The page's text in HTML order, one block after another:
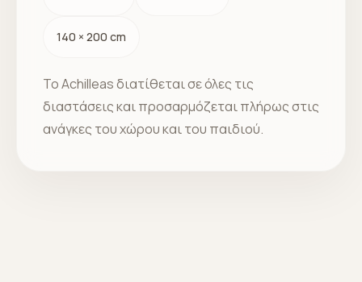
140 × 200 cm
Το Achilleas διατίθεται σε όλες τις
διαστάσεις και προσαρμόζεται πλήρως στις
ανάγκες του χώρου και του παιδιού.